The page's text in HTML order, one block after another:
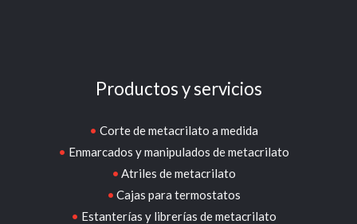
Productos y servicios
Corte de metacrilato a medida
Enmarcados y manipulados de metacrilato
Atriles de metacrilato
Cajas para termostatos
Estanterías y librerías de metacrilato